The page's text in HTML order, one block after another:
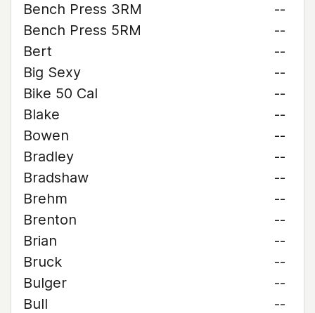
Bench Press 3RM
--
Bench Press 5RM
--
Bert
--
Big Sexy
--
Bike 50 Cal
--
Blake
--
Bowen
--
Bradley
--
Bradshaw
--
Brehm
--
Brenton
--
Brian
--
Bruck
--
Bulger
--
Bull
--